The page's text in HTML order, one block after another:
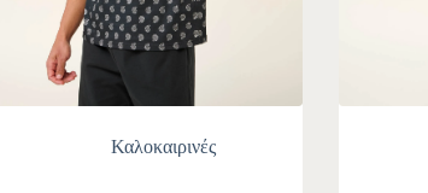
Καλοκαιρινές